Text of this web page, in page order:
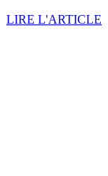
LIRE L'ARTICLE